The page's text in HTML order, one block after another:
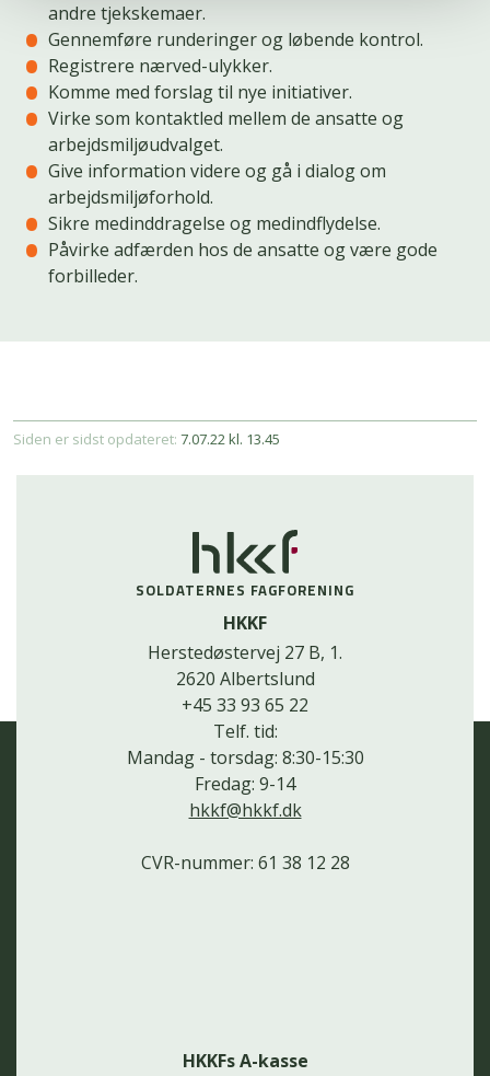
andre tjekskemaer.
Gennemføre runderinger og løbende kontrol.
Registrere nærved-ulykker.
Komme med forslag til nye initiativer.
Virke som kontaktled mellem de ansatte og
arbejdsmiljøudvalget.
Give information videre og gå i dialog om
arbejdsmiljøforhold.
Sikre medinddragelse og medindflydelse.
Påvirke adfærden hos de ansatte og være gode
forbilleder.
Siden er sidst opdateret: 7.07.22 kl. 13.45
SOLDATERNES FAGFORENING
HKKF
Herstedøstervej 27 B, 1.
2620 Albertslund
+45 33 93 65 22
Telf. tid:
Mandag - torsdag: 8:30-15:30
Fredag: 9-14
hkkf@hkkf.dk
CVR-nummer: 61 38 12 28
HKKFs A-kasse